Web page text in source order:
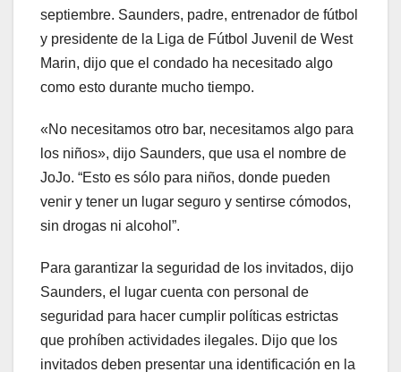
septiembre. Saunders, padre, entrenador de fútbol
y presidente de la Liga de Fútbol Juvenil de West
Marin, dijo que el condado ha necesitado algo
como esto durante mucho tiempo.
«No necesitamos otro bar, necesitamos algo para
los niños», dijo Saunders, que usa el nombre de
JoJo. “Esto es sólo para niños, donde pueden
venir y tener un lugar seguro y sentirse cómodos,
sin drogas ni alcohol”.
Para garantizar la seguridad de los invitados, dijo
Saunders, el lugar cuenta con personal de
seguridad para hacer cumplir políticas estrictas
que prohíben actividades ilegales. Dijo que los
invitados deben presentar una identificación en la